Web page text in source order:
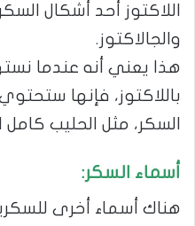
اللاكتوز أحد أشكال
والجالاكتوز.
هذا يعني أنه عندما
باللاكتوز، فإنها
السكر، مثل الحليب
أسماء السكر:
هناك أسماء أخرى